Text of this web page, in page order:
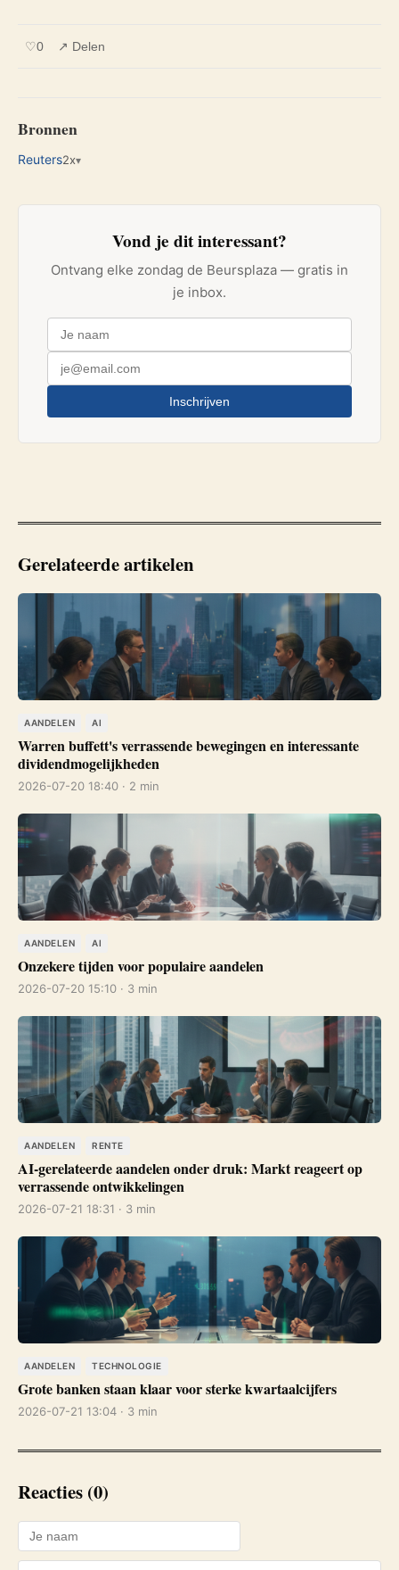
♡0 ↗ Delen
Bronnen
Reuters2x▾
Vond je dit interessant?
Ontvang elke zondag de Beursplaza — gratis in
je inbox.
Inschrijven
Gerelateerde artikelen
AANDELEN AI
Warren buffett's verrassende bewegingen en interessante
dividendmogelijkheden
2026-07-20 18:40 · 2 min
AANDELEN AI
Onzekere tijden voor populaire aandelen
2026-07-20 15:10 · 3 min
AANDELEN RENTE
AI-gerelateerde aandelen onder druk: Markt reageert op
verrassende ontwikkelingen
2026-07-21 18:31 · 3 min
AANDELEN TECHNOLOGIE
Grote banken staan klaar voor sterke kwartaalcijfers
2026-07-21 13:04 · 3 min
Reacties (0)